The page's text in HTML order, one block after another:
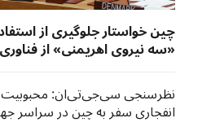
چین خواستار جلوگیری از
«سه نیروی اهریمنی» از
نوین شد
نظرسنجی سی‌جی‌تی‌ان: محبوبیت
انفجاری سفر به چین در سراسر